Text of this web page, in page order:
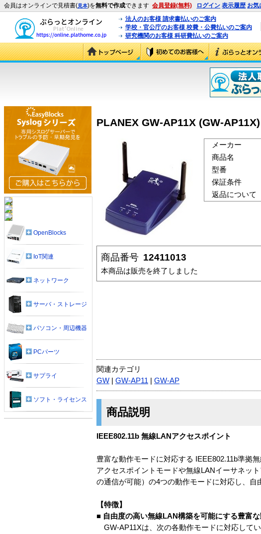
会員はオンラインで見積書(見本)を無料で作成できます 会員登録(無料) ログイン 表示履歴 お気
法人のお客様 請求書払いのご案内
学校・官公庁のお客様 校費・公費払いのご案内
研究機関のお客様 科研費払いのご案内
PLANEX GW-AP11X (GW-AP11X)
メーカー
商品名
型番
保証条件
返品について
商品番号 12411013
本商品は販売を終了しました
関連カテゴリ
GW
GW-AP11 GW-AP
商品説明
IEEE802.11b 無線LANアクセスポイント
豊富な動作モードに対応する IEEE802.11b準拠
アクセスポイントモードや無線LANイーサネッ
の通信が可能）の4つの動作モードに対応し、自
【特徴】
■ 自由度の高い無線LAN構築を可能にする豊富
GW-AP11Xは、次の各動作モードに対応して
OpenBlocks
IoT関連
ネットワーク
サーバ・ストレージ
パソコン・周辺機器
PCパーツ
サプライ
ソフト・ライセンス